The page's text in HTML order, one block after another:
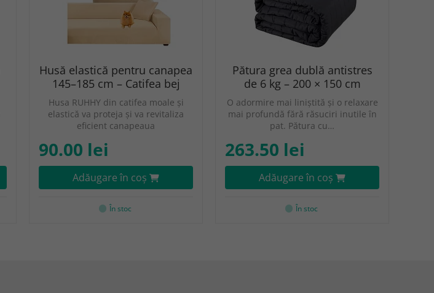
Husă elastică pentru canapea
145–185 cm – Catifea bej
Husa RUHHY din catifea moale și
elastică va proteja și va revitaliza
eficient canapeaua
90.00 lei
Adăugare în coş
În stoc
Pătura grea dublă antistres
de 6 kg – 200 × 150 cm
O adormire mai liniștită și o relaxare
mai profundă fără răsuciri inutile în
pat. Pătura cu…
263.50 lei
Adăugare în coş
În stoc